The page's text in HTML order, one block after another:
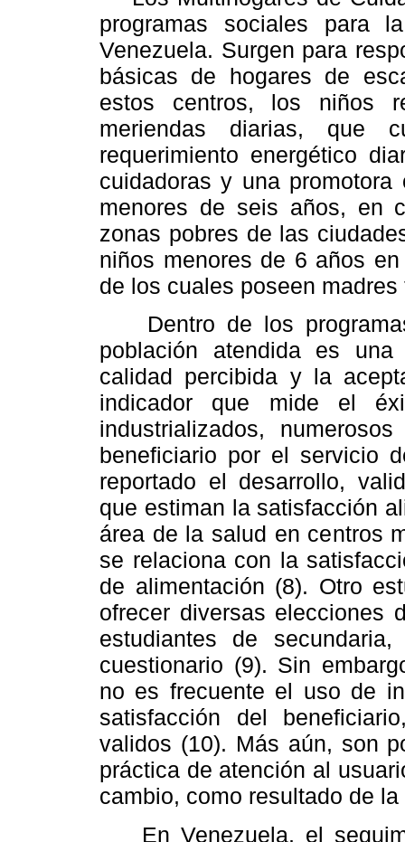
programas sociales para
Venezuela. Surgen para
básicas de hogares de
estos centros, los niños
meriendas diarias, que
requerimiento energético
cuidadoras y una
menores de seis años, en
zonas pobres de las
niños menores de 6 años
de los cuales poseen
Dentro de los
población atendida es
calidad percibida y la
indicador que mide el
industrializados,
beneficiario por el servicio
reportado el desarrollo,
que estiman la satisfacción
área de la salud en centros
se relaciona con la
de alimentación (8). Otro
ofrecer diversas elecciones
estudiantes de
cuestionario (9). Sin
no es frecuente el uso de
satisfacción del
validos (10). Más aún, son
práctica de atención al
cambio, como resultado de
En Venezuela, el